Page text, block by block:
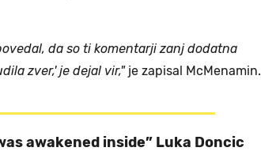
da so ti komentarji zanj dodatna
zver,' je dejal vir,"je zapisal McMenamin.
awakened inside” Luka Doncic